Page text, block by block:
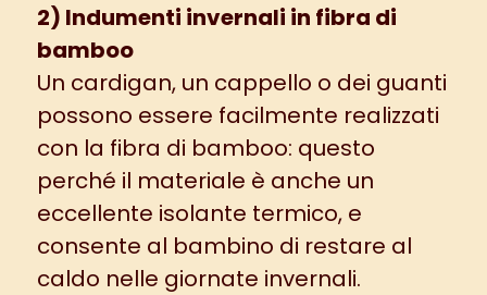
2) Indumenti invernali in fibra di
bamboo
Un cardigan, un cappello o dei guanti
possono essere facilmente realizzati
con la fibra di bamboo: questo
perché il materiale è anche un
eccellente isolante termico, e
consente al bambino di restare al
caldo nelle giornate invernali.